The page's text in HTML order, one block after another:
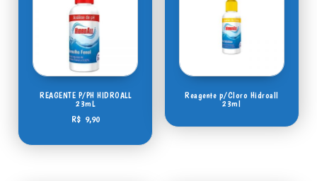
REAGENTE P/PH HIDROALL
23mL
R$9,90
Reagente p/Cloro Hidroall
23ml